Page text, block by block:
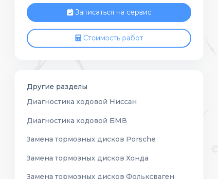
Записаться на сервис
Стоимость работ
Другие разделы
Диагностика ходовой Ниссан
Диагностика ходовой БМВ
Замена тормозных дисков Porsche
Замена тормозных дисков Хонда
Замена тормозных дисков Фольксваген